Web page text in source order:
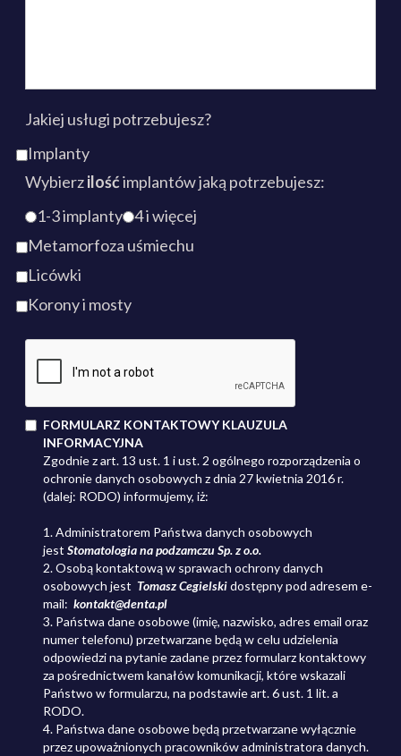
Jakiej usługi potrzebujesz?
Implanty
Wybierzilośćimplantów jaką potrzebujesz:
1-3 implanty 4 i więcej
Metamorfoza uśmiechu
Licówki
Korony i mosty
FORMULARZ KONTAKTOWY KLAUZULA
INFORMACYJNA
Zgodnie z art. 13 ust. 1 i ust. 2 ogólnego rozporządzenia o
ochronie danych osobowych z dnia 27 kwietnia 2016 r.
(dalej: RODO) informujemy, iż:
1. Administratorem Państwa danych osobowych
jestStomatologia na podzamczu Sp. z o.o.
2. Osobą kontaktową w sprawach ochrony danych
osobowych jest Tomasz Cegielskidostępny pod adresem e-
mail: kontakt@denta.pl
3. Państwa dane osobowe (imię, nazwisko, adres email oraz
numer telefonu) przetwarzane będą w celu udzielenia
odpowiedzi na pytanie zadane przez formularz kontaktowy
za pośrednictwem kanałów komunikacji, które wskazali
Państwo w formularzu, na podstawie art. 6 ust. 1 lit. a
RODO.
4. Państwa dane osobowe będą przetwarzane wyłącznie
przez upoważnionych pracowników administratora danych.